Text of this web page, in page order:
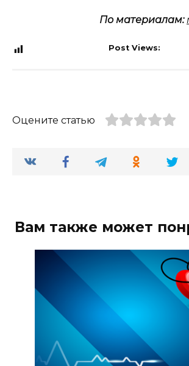
По материалам:
Post Views:
Оцените статью
Вам также может